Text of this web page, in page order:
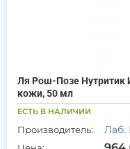
Ля Рош-Позе Нутритик
кожи, 50 мл
ЕСТЬ В НАЛИЧИИ
Производитель: Лаб.